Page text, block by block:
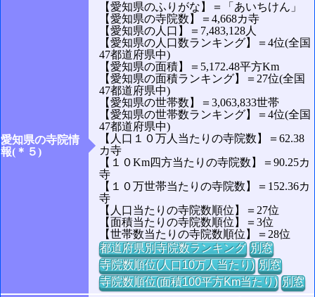
愛知県の寺院情
報(＊５)
【愛知県のふりがな】＝「あいちけん」
【愛知県の寺院数】＝4,668カ寺
【愛知県の人口】＝7,483,128人
【愛知県の人口数ランキング】＝4位(全国
47都道府県中)
【愛知県の面積】＝5,172.48平方Km
【愛知県の面積ランキング】＝27位(全国
47都道府県中)
【愛知県の世帯数】＝3,063,833世帯
【愛知県の世帯数ランキング】＝4位(全国
47都道府県中)
【人口１０万人当たりの寺院数】＝62.38
カ寺
【１０Km四方当たりの寺院数】＝90.25カ
寺
【１０万世帯当たりの寺院数】＝152.36カ
寺
【人口当たりの寺院数順位】＝27位
【面積当たりの寺院数順位】＝3位
【世帯数当たりの寺院数順位】＝28位
都道府県別寺院数ランキング 別窓
寺院数順位(人口10万人当たり) 別窓
寺院数順位(面積100平方Km当たり) 別窓